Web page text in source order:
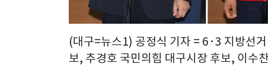
(대구=뉴스1) 공정식 기자 = 6·3 지방선
보, 추경호 국민의힘 대구시장 후보, 이수